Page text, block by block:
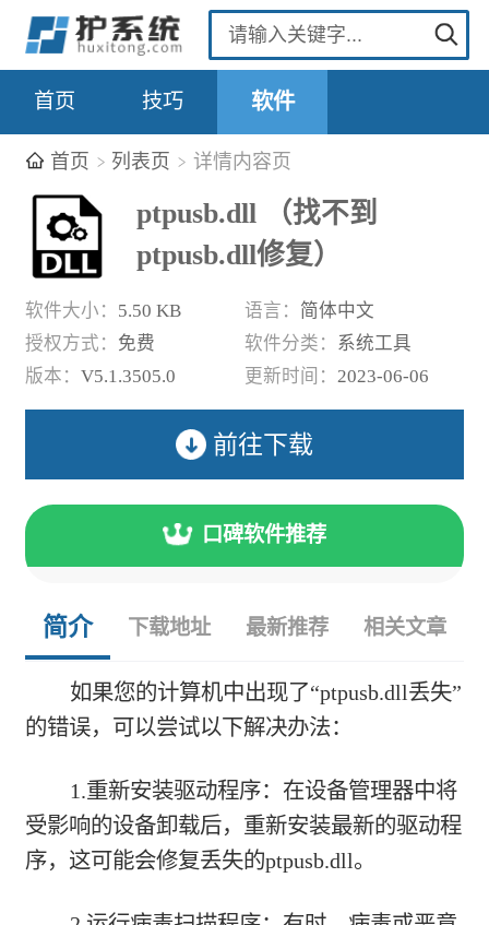
首页 技巧 软件
首页 列表页 详情内容页
ptpusb.dll （找不到
ptpusb.dll修复）
软件大小： 5.50 KB 语言： 简体中文
授权方式： 免费 软件分类： 系统工具
版本：V5.1.3505.0 更新时间： 2023-06-06
前往下载
口碑软件推荐
简介 下载地址 最新推荐 相关文章
如果您的计算机中出现了“ptpusb.dll丢失”
的错误，可以尝试以下解决办法：
1.重新安装驱动程序：在设备管理器中将
受影响的设备卸载后，重新安装最新的驱动程
序，这可能会修复丢失的ptpusb.dll。